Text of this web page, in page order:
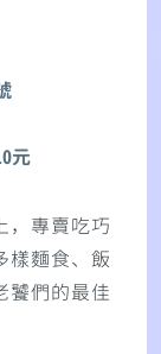
元
，專賣吃巧
樣麵食、飯
饕們的最佳